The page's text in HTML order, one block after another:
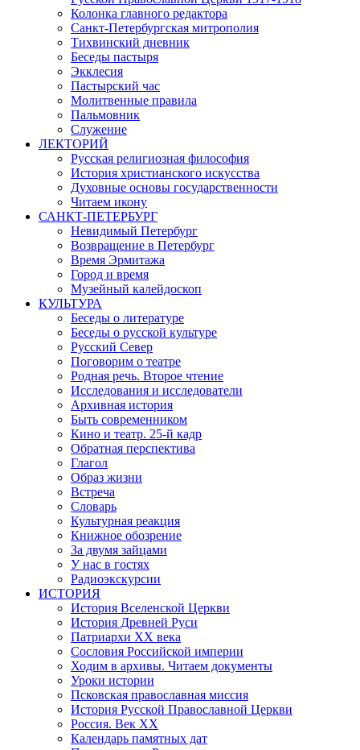
Колонка главного редактора
Санкт-Петербургская митрополия
Тихвинский дневник
Беседы пастыря
Экклесия
Пастырский час
Молитвенные правила
Пальмовник
Служение
ЛЕКТОРИЙ
Русская религиозная философия
История христианского искусства
Духовные основы государственности
Читаем икону
САНКТ-ПЕТЕРБУРГ
Невидимый Петербург
Возвращение в Петербург
Время Эрмитажа
Город и время
Музейный калейдоскоп
КУЛЬТУРА
Беседы о литературе
Беседы о русской культуре
Русский Север
Поговорим о театре
Родная речь. Второе чтение
Исследования и исследователи
Архивная история
Быть современником
Кино и театр. 25-й кадр
Обратная перспектива
Глагол
Образ жизни
Встреча
Словарь
Культурная реакция
Книжное обозрение
За двумя зайцами
У нас в гостях
Радиоэкскурсии
ИСТОРИЯ
История Вселенской Церкви
История Древней Руси
Патриархи XX века
Сословия Российской империи
Ходим в архивы. Читаем документы
Уроки истории
Псковская православная миссия
История Русской Православной Церкви
Россия. Век ХХ
Календарь памятных дат